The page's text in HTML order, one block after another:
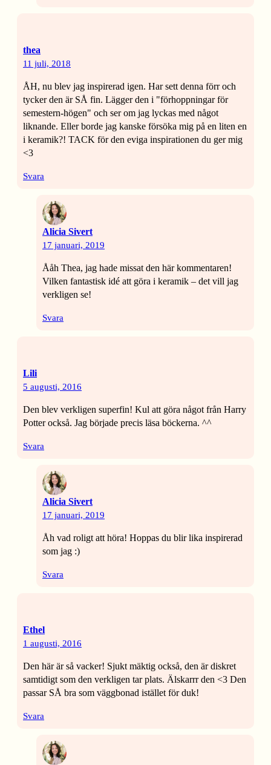
thea
11 juli, 2018
ÅH, nu blev jag inspirerad igen. Har sett denna förr och
tycker den är SÅ fin. Lägger den i "förhoppningar för
semestern-högen" och ser om jag lyckas med något
liknande. Eller borde jag kanske försöka mig på en liten en
i keramik?! TACK för den eviga inspirationen du ger mig
<3
Svara
Alicia Sivert
17 januari, 2019
Ååh Thea, jag hade missat den här kommentaren!
Vilken fantastisk idé att göra i keramik – det vill jag
verkligen se!
Svara
Lili
5 augusti, 2016
Den blev verkligen superfin! Kul att göra något från Harry
Potter också. Jag började precis läsa böckerna. ^^
Svara
Alicia Sivert
17 januari, 2019
Åh vad roligt att höra! Hoppas du blir lika inspirerad
som jag :)
Svara
Ethel
1 augusti, 2016
Den här är så vacker! Sjukt mäktig också, den är diskret
samtidigt som den verkligen tar plats. Älskarrr den <3 Den
passar SÅ bra som väggbonad istället för duk!
Svara